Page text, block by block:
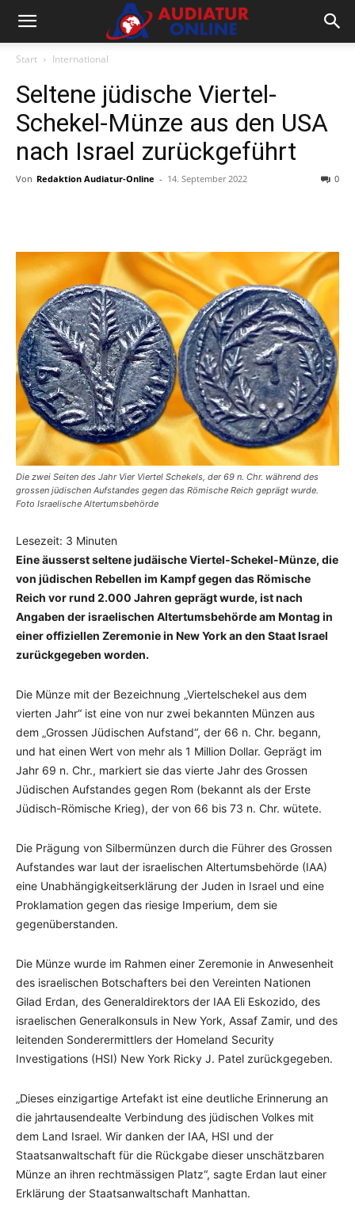
Start International
Seltene jüdische Viertel-
Schekel-Münze aus den USA
nach Israel zurückgeführt
Von Redaktion Audiatur-Online - 14. September 2022 0
Die zwei Seiten des Jahr Vier Viertel Schekels, der 69 n. Chr. während des
grossen jüdischen Aufstandes gegen das Römische Reich geprägt wurde.
Foto Israelische Altertumsbehörde
Lesezeit: 3 Minuten
Eine äusserst seltene judäische Viertel-Schekel-Münze, die
von jüdischen Rebellen im Kampf gegen das Römische
Reich vor rund 2.000 Jahren geprägt wurde, ist nach
Angaben der israelischen Altertumsbehörde am Montag in
einer offiziellen Zeremonie in New York an den Staat Israel
zurückgegeben worden.
Die Münze mit der Bezeichnung „Viertelschekel aus dem
vierten Jahr“ ist eine von nur zwei bekannten Münzen aus
dem „Grossen Jüdischen Aufstand“, der 66 n. Chr. begann,
und hat einen Wert von mehr als 1 Million Dollar. Geprägt im
Jahr 69 n. Chr., markiert sie das vierte Jahr des Grossen
Jüdischen Aufstandes gegen Rom (bekannt als der Erste
Jüdisch-Römische Krieg), der von 66 bis 73 n. Chr. wütete.
Die Prägung von Silbermünzen durch die Führer des Grossen
Aufstandes war laut der israelischen Altertumsbehörde (IAA)
eine Unabhängigkeitserklärung der Juden in Israel und eine
Proklamation gegen das riesige Imperium, dem sie
gegenüberstanden.
Die Münze wurde im Rahmen einer Zeremonie in Anwesenheit
des israelischen Botschafters bei den Vereinten Nationen
Gilad Erdan, des Generaldirektors der IAA Eli Eskozido, des
israelischen Generalkonsuls in New York, Assaf Zamir, und des
leitenden Sonderermittlers der Homeland Security
Investigations (HSI) New York Ricky J. Patel zurückgegeben.
„Dieses einzigartige Artefakt ist eine deutliche Erinnerung an
die jahrtausendealte Verbindung des jüdischen Volkes mit
dem Land Israel. Wir danken der IAA, HSI und der
Staatsanwaltschaft für die Rückgabe dieser unschätzbaren
Münze an ihren rechtmässigen Platz“, sagte Erdan laut einer
Erklärung der Staatsanwaltschaft Manhattan.